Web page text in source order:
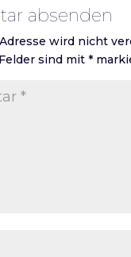
absenden
wird nicht
sind mit *